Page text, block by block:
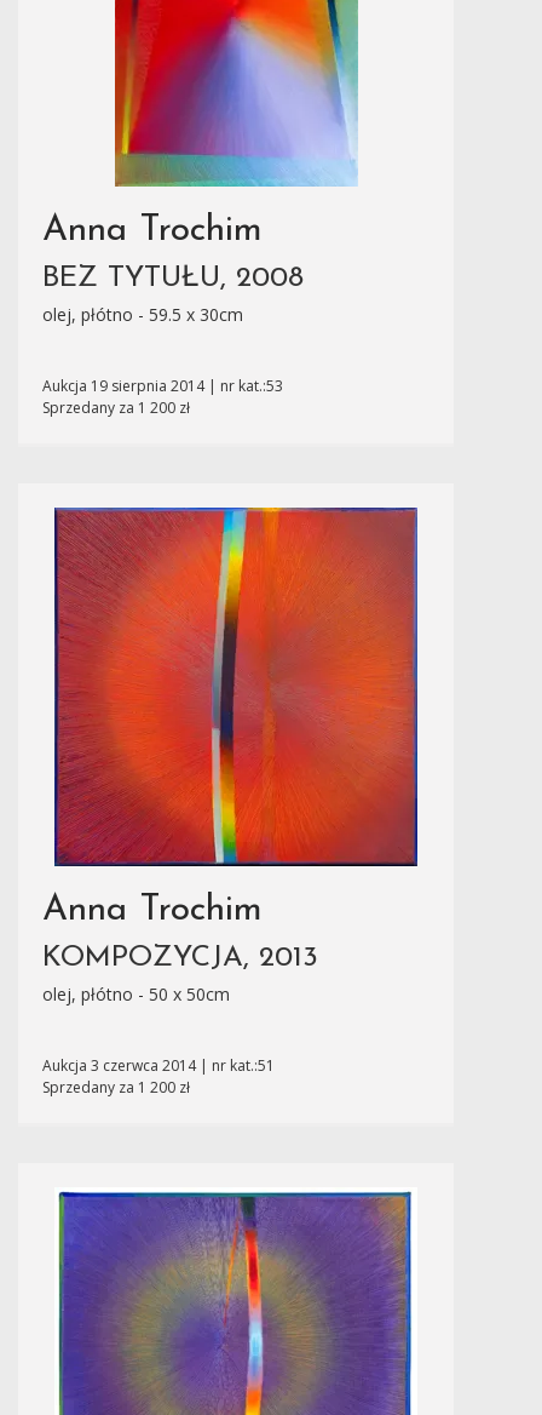
Anna Trochim
BEZ TYTUŁU, 2008
olej, płótno - 59.5 x 30cm
Aukcja 19 sierpnia 2014 | nr kat.:53
Sprzedany za 1 200 zł
Anna Trochim
KOMPOZYCJA, 2013
olej, płótno - 50 x 50cm
Aukcja 3 czerwca 2014 | nr kat.:51
Sprzedany za 1 200 zł